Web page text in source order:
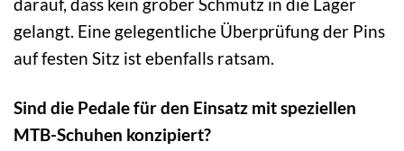
gelangt. Eine gelegentliche Überprüfung der Pins
auf festen Sitz ist ebenfalls ratsam.
Sind die Pedale für den Einsatz mit speziellen
MTB-Schuhen konzipiert?